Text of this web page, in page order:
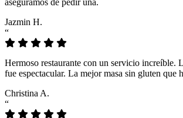
Jazmin H.
“
Hermoso restaurante con un servicio increíble.
fue espectacular. La mejor masa sin gluten que
Christina A.
“